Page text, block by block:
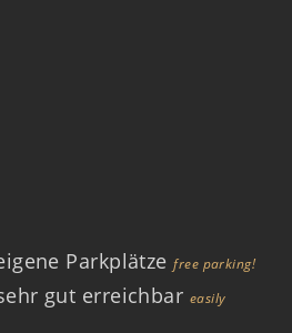
Parkplätzefree parking!
gut erreichbar easily